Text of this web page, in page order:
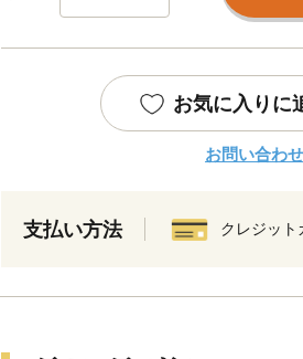
お気に入りに
お問い合わ
支払い方法 クレジット